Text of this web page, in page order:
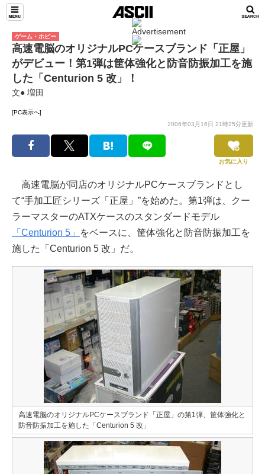
ゲーム・ホビー
高速電脳のオリジナルPCケースブランド「正屋」
がデビュー！第1弾は筐体強化と防音防振加工を施
した「Centurion 5 改」！
文● 増田
[PC表示へ]
2006年03月16日 21時25分更新
お気に入り
高速電脳が同店のオリジナルPCケースブランドとし
て“手加工匠シリーズ「正屋」”を始めた。第1弾は、クー
ラーマスターのATXケースのスタンダードモデル
「Centurion 5」
をベースに、筐体強化と防音防振加工を
施した「Centurion 5 改」だ。
高速電脳のオリジナルPCケースブランド「正屋」の第1弾、筐体強化と
防音防振加工を施した「Centurion 5 改」